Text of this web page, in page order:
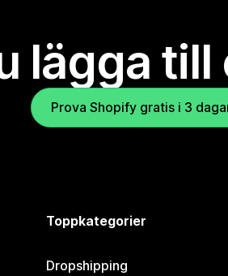
lägga till
Prova Shopify gratis i 3
Toppkategorier
Dropshipping